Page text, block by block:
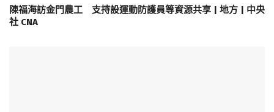
陳福海訪金門農工 支持設運動防護員等資源共享 | 地方 | 中央
社 CNA